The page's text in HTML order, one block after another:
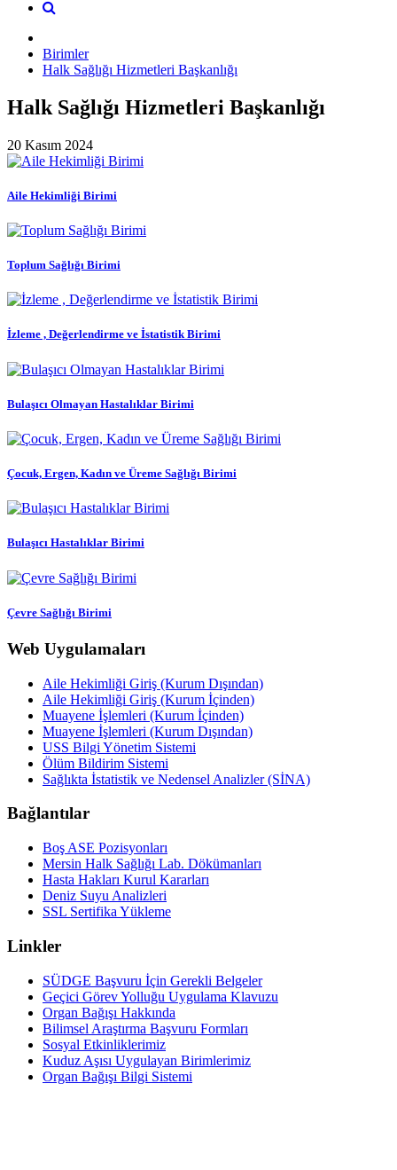
Birimler
Halk Sağlığı Hizmetleri Başkanlığı
Halk Sağlığı Hizmetleri Başkanlığı
20 Kasım 2024
Aile Hekimliği Birimi
Toplum Sağlığı Birimi
İzleme , Değerlendirme ve İstatistik Birimi
Bulaşıcı Olmayan Hastalıklar Birimi
Çocuk, Ergen, Kadın ve Üreme Sağlığı Birimi
Bulaşıcı Hastalıklar Birimi
Çevre Sağlığı Birimi
Web Uygulamaları
Aile Hekimliği Giriş (Kurum Dışından)
Aile Hekimliği Giriş (Kurum İçinden)
Muayene İşlemleri (Kurum İçinden)
Muayene İşlemleri (Kurum Dışından)
USS Bilgi Yönetim Sistemi
Ölüm Bildirim Sistemi
Sağlıkta İstatistik ve Nedensel Analizler (SİNA)
Bağlantılar
Boş ASE Pozisyonları
Mersin Halk Sağlığı Lab. Dökümanları
Hasta Hakları Kurul Kararları
Deniz Suyu Analizleri
SSL Sertifika Yükleme
Linkler
SÜDGE Başvuru İçin Gerekli Belgeler
Geçici Görev Yolluğu Uygulama Klavuzu
Organ Bağışı Hakkında
Bilimsel Araştırma Başvuru Formları
Sosyal Etkinliklerimiz
Kuduz Aşısı Uygulayan Birimlerimiz
Organ Bağışı Bilgi Sistemi